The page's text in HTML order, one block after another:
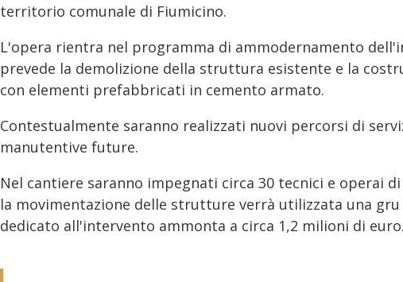
territorio comunale di Fiumicino.
L'opera rientra nel programma di ammodernamento
prevede la demolizione della struttura esistente e la
con elementi prefabbricati in cemento armato.
Contestualmente saranno realizzati nuovi percorsi di
manutentive future.
Nel cantiere saranno impegnati circa 30 tecnici e operai
la movimentazione delle strutture verrà utilizzata una
dedicato all'intervento ammonta a circa 1,2 milioni di euro.